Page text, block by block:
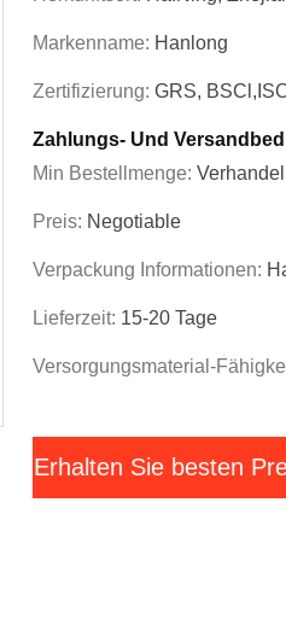
Markenname: Hanlong
Zertifizierung: GRS,
Zahlungs- Und
Min Bestellmenge:
Preis: Negotiable
Verpackung Informationen:
Lieferzeit: 15-20 Tage
Versorgungsmaterial-
Erhalten Sie besten